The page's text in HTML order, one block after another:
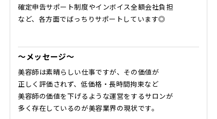
確定申告サポート制度やインボイス全額会社負担
など、各方面でばっちりサポートしています◎
～メッセージ～
​美容師は素晴らしい仕事ですが、その価値が
正しく評価されず、低価格・長時間拘束など
美容師の価値を下げるような運営をするサロンが
多く存在しているのが美容業界の現状です。